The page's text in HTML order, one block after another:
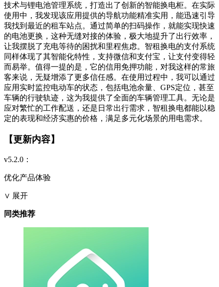
技术与锂电池管理系统，打造出了创新的智能换电柜。在实际
使用中，我发现该应用提供的导航功能精准实用，能迅速引导
我找到最近的租车站点。通过简单的扫码操作，就能实现快速
的电池更换，这种无缝对接的体验，极大地提升了出行效率，
让我摆脱了充电等待的困扰和里程焦虑。智租换电的支付系统
同样体现了其智能化特性，支持微信和支付宝，让支付变得轻
而易举。值得一提的是，它的信用免押功能，对我这样的常旅
客来说，无疑增添了更多信任感。在使用过程中，我可以通过
应用实时监控电动车的状态，包括电池余量、GPS定位，甚至
车辆的行驶轨迹，这为我提供了全面的车辆管理工具。无论是
应对繁忙的工作配送，还是日常出行需求，智租换电都能以稳
定的表现和经济实惠的价格，满足多元化场景的用电需求。
【更新内容】
v5.2.0：
优化产品体验
∨ 展开
同类推荐